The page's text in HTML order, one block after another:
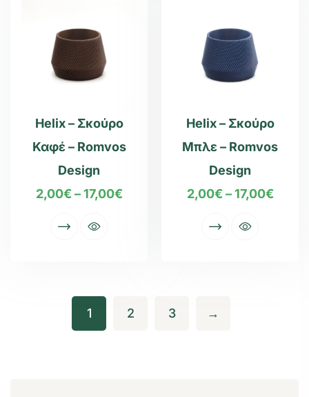
Helix – Σκούρο
Καφέ – Romvos
Design
2,00€ – 17,00€
Helix – Σκούρο
Μπλε – Romvos
Design
2,00€ – 17,00€
1 2 3 →